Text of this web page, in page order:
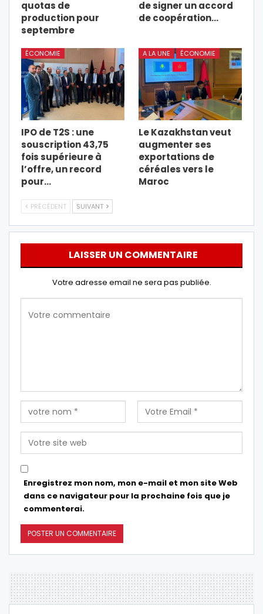
quotas de
production pour
septembre
de signer un accord
de coopération…
ÉCONOMIE
IPO de T2S : une
souscription 43,75
fois supérieure à
l’offre, un record
pour…
A LA UNE ÉCONOMIE
Le Kazakhstan veut
augmenter ses
exportations de
céréales vers le
Maroc
PRÉCÉDENT SUIVANT
LAISSER UN COMMENTAIRE
Votre adresse email ne sera pas publiée.
Enregistrez mon nom, mon e-mail et mon site Web
dans ce navigateur pour la prochaine fois que je
commenterai.